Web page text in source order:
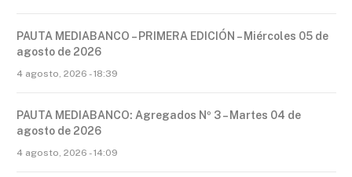
PAUTA MEDIABANCO – PRIMERA EDICIÓN – Miércoles 05 de
agosto de 2026
4 agosto, 2026 - 18:39
PAUTA MEDIABANCO: Agregados Nº 3 – Martes 04 de
agosto de 2026
4 agosto, 2026 - 14:09